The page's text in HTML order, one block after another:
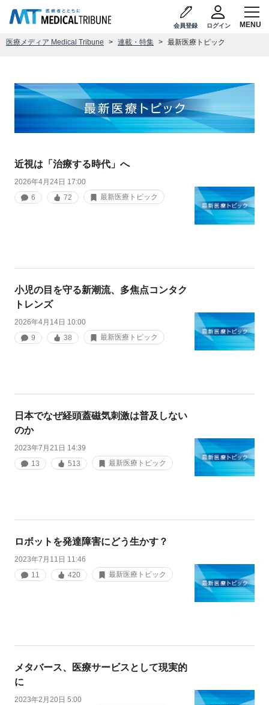
会員登録 ログイン
医療メディア Medical Tribune 連載・特集 最新医療トピック
近視は「治療する時代」へ
2026年4月24日 17:00
6
72 最新医療トピック
小児の目を守る新潮流、多焦点コンタク
トレンズ
2026年4月14日 10:00
9
38 最新医療トピック
日本でなぜ経頭蓋磁気刺激は普及しない
のか
2023年7月21日 14:39
13
513 最新医療トピック
ロボットを発達障害にどう生かす？
2023年7月11日 11:46
11
420 最新医療トピック
メタバース、医療サービスとして現実的
に
2023年2月20日 5:00